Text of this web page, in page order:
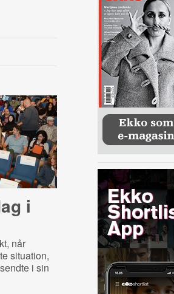
i
når
situation,
i sin